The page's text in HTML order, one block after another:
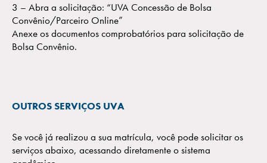
3 – Abra a solicitação: “UVA Concessão de Bolsa
Convênio/Parceiro Online”
Anexe os documentos comprobatórios para solicitação de
Bolsa Convênio.
OUTROS SERVIÇOS UVA
Se você já realizou a sua matrícula, você pode solicitar os
serviços abaixo, acessando diretamente o sistema